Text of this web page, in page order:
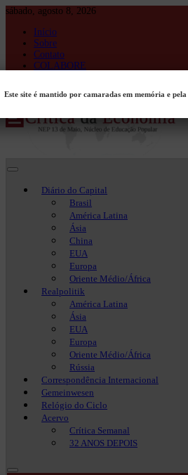
Skip
content
sábado, agosto 8, 2026
Início
Sobre
Contato
COLABORE
Crítica da Economia
Crítica da Economia
Diário do Capital
Brasil
América Latina
Ásia
China
EUA
Europa
Oriente Médio/África
Realpolitik
América Latina
Ásia
EUA
Europa
Oriente Médio/África
Rússia
Correspondência Internacional
Gemeinwesen
Relógio do Ciclo
Acervo
Crítica Semanal
32 ANOS DEPOIS
Este site é mantido por camaradas em memória e